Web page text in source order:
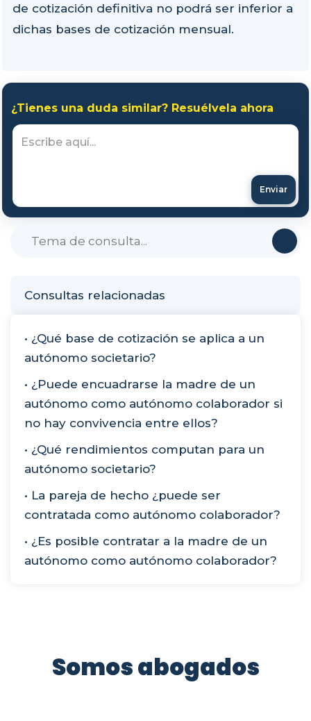
Consultas relacionadas
• ¿Qué base de cotización se aplica a un
autónomo societario?
• ¿Puede encuadrarse la madre de un
autónomo como autónomo colaborador si
no hay convivencia entre ellos?
• ¿Qué rendimientos computan para un
autónomo societario?
• La pareja de hecho ¿puede ser
contratada como autónomo colaborador?
• ¿Es posible contratar a la madre de un
autónomo como autónomo colaborador?
de cotización definitiva no podrá ser inferior a
dichas bases de cotización mensual.
¿Tienes una duda similar? Resuélvela ahora
Enviar
Somos abogados